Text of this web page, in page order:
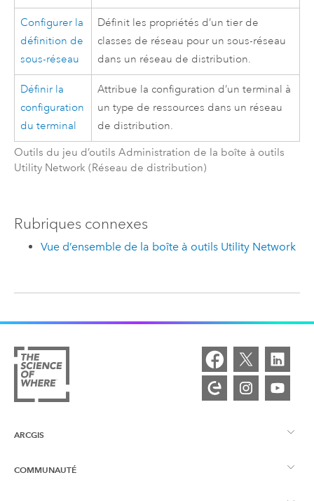
Configurer la
définition de
sous-réseau
Définit les propriétés d’un tier de
classes de réseau pour un sous-réseau
dans un réseau de distribution.
Définir la
configuration
du terminal
Attribue la configuration d’un terminal à
un type de ressources dans un réseau
de distribution.
Outils du jeu d’outils Administration de la boîte à outils
Utility Network (Réseau de distribution)
Rubriques connexes
Vue d’ensemble de la boîte à outils Utility Network
ARCGIS
Vue d’ensemble d’ArcGIS
COMMUNAUTÉ